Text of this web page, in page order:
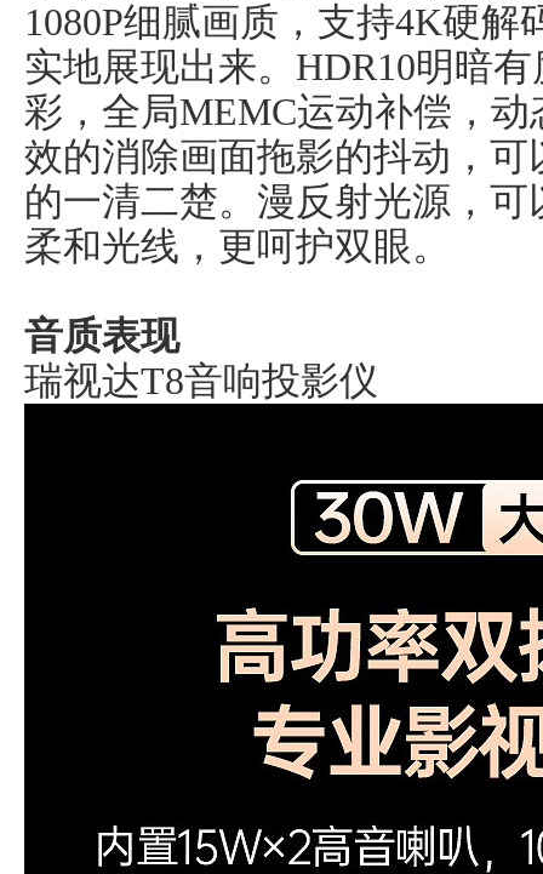
1080P细腻画质，支持4K硬
实地展现出来。HDR10明暗
彩，全局MEMC运动补偿，
效的消除画面拖影的抖动，
的一清二楚。漫反射光源，
柔和光线，更呵护双眼。
音质表现
瑞视达T8音响投影仪